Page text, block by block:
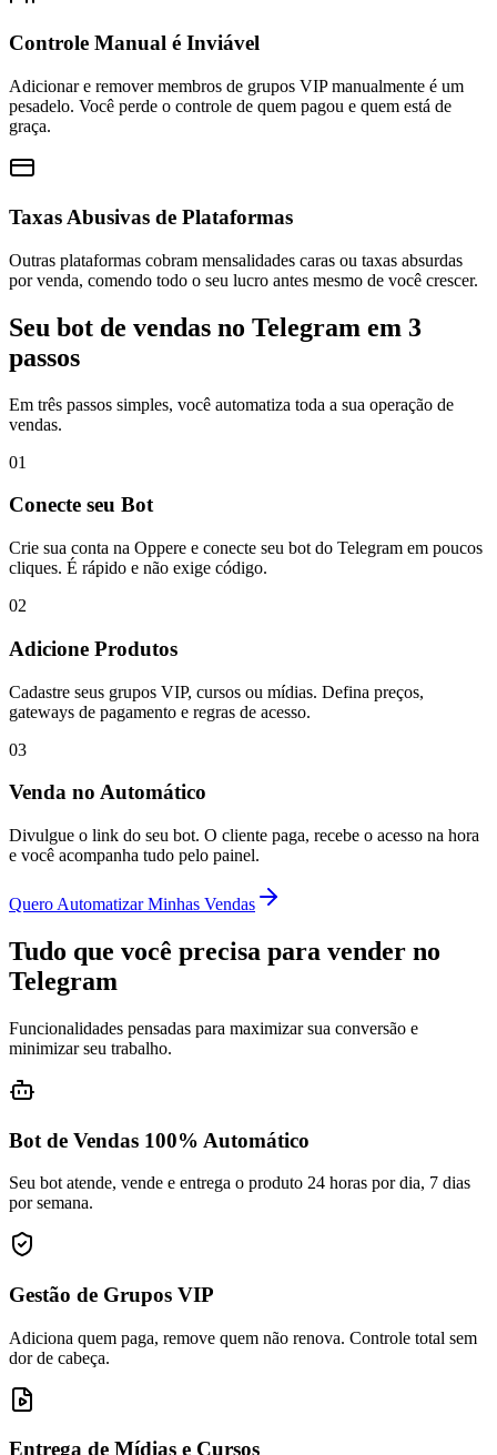
Controle Manual é Inviável
Adicionar e remover membros de grupos VIP manualmente é um
pesadelo. Você perde o controle de quem pagou e quem está de
graça.
Taxas Abusivas de Plataformas
Outras plataformas cobram mensalidades caras ou taxas absurdas
por venda, comendo todo o seu lucro antes mesmo de você crescer.
Seu bot de vendas no Telegram em 3
passos
Em três passos simples, você automatiza toda a sua operação de
vendas.
01
Conecte seu Bot
Crie sua conta na Oppere e conecte seu bot do Telegram em poucos
cliques. É rápido e não exige código.
02
Adicione Produtos
Cadastre seus grupos VIP, cursos ou mídias. Defina preços,
gateways de pagamento e regras de acesso.
03
Venda no Automático
Divulgue o link do seu bot. O cliente paga, recebe o acesso na hora
e você acompanha tudo pelo painel.
Quero Automatizar Minhas Vendas
Tudo que você precisa para vender no
Telegram
Funcionalidades pensadas para maximizar sua conversão e
minimizar seu trabalho.
Bot de Vendas 100% Automático
Seu bot atende, vende e entrega o produto 24 horas por dia, 7 dias
por semana.
Gestão de Grupos VIP
Adiciona quem paga, remove quem não renova. Controle total sem
dor de cabeça.
Entrega de Mídias e Cursos